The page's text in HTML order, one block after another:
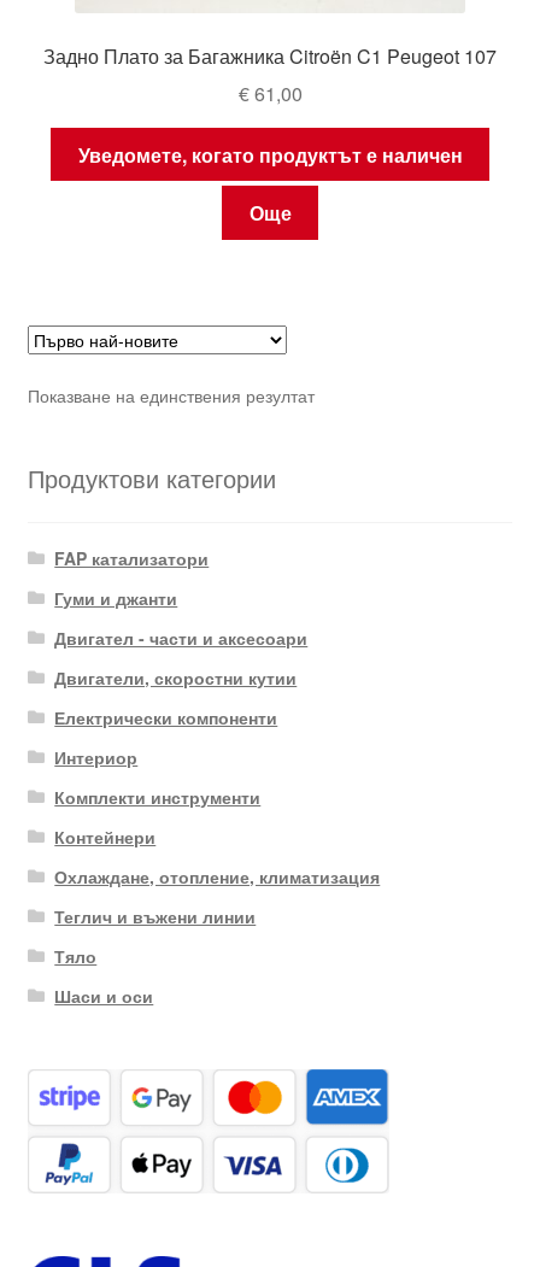
Задно Плато за Багажника Citroën C1 Peugeot 107
€61,00
Уведомете, когато продуктът е наличен
Още
Показване на единствения резултат
Продуктови категории
FAP катализатори
Гуми и джанти
Двигател - части и аксесоари
Двигатели, скоростни кутии
Електрически компоненти
Интериор
Комплекти инструменти
Контейнери
Охлаждане, отопление, климатизация
Теглич и въжени линии
Тяло
Шаси и оси